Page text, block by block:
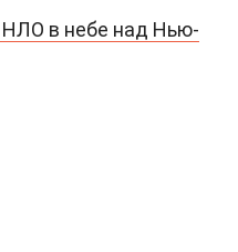
в небе над Нью-